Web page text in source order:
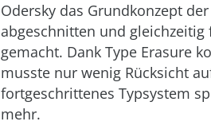
Odersky das Grundkonzept
abgeschnitten und
gemacht. Dank Type Erasure
musste nur wenig Rücksicht
fortgeschrittenes Typsystem
mehr.